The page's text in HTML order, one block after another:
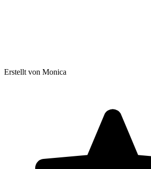
Erstellt von Monica